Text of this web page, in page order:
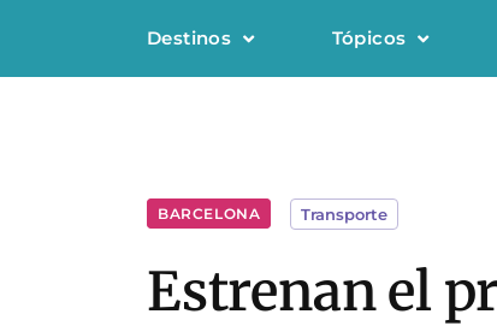
Destinos Tópicos
BARCELONA Transporte
Estrenan el